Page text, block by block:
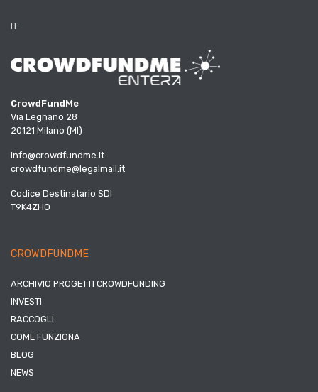
IT
CrowdFundMe
Via Legnano 28
20121 Milano (MI)
info@crowdfundme.it
crowdfundme@legalmail.it
Codice Destinatario SDI
T9K4ZHO
CROWDFUNDME
ARCHIVIO PROGETTI CROWDFUNDING
INVESTI
RACCOGLI
COME FUNZIONA
BLOG
NEWS